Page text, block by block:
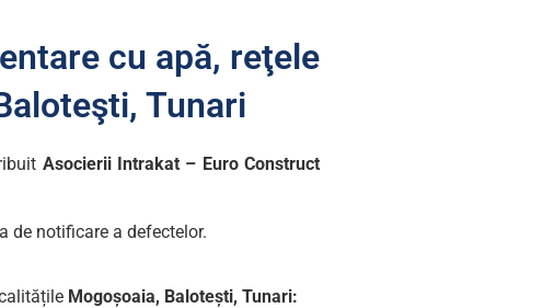
cu apă, reţele
Tunari
Asocierii Intrakat – Euro Construct
de notificare a defectelor.
Mogoșoaia, Balotești, Tunari: